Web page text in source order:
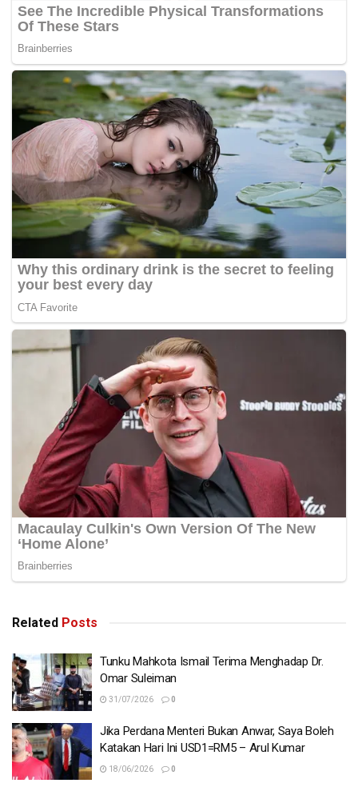
Related Posts
Tunku Mahkota Ismail Terima Menghadap Dr.
Omar Suleiman
31/07/2026 0
Jika Perdana Menteri Bukan Anwar, Saya Boleh
Katakan Hari Ini USD1=RM5 – Arul Kumar
18/06/2026 0